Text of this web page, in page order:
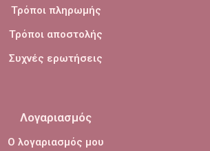
Τρόποι πληρωμής
Τρόποι αποστολής
Συχνές ερωτήσεις
Λογαριασμός
Ο λογαριασμός μου